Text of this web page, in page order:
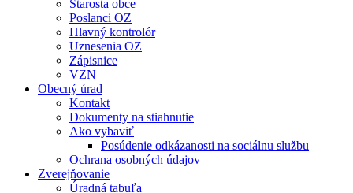
Starosta obce
Poslanci OZ
Hlavný kontrolór
Uznesenia OZ
Zápisnice
VZN
Obecný úrad
Kontakt
Dokumenty na stiahnutie
Ako vybaviť
Posúdenie odkázanosti na sociálnu službu
Ochrana osobných údajov
Zverejňovanie
Úradná tabuľa